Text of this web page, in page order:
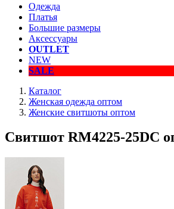
Одежда
Платья
Большие размеры
Аксессуары
OUTLET
NEW
SALE
Каталог
Женская одежда оптом
Женские свитшоты оптом
Свитшот RM4225-25DC